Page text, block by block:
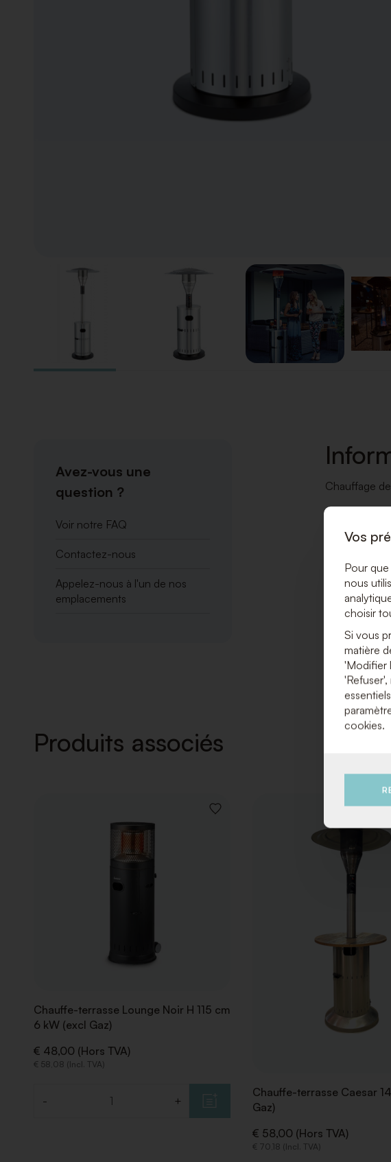
Chauffage
Avez-vous une
question ?
Voir notre FAQ
Contactez-nous
Appelez-nous à l'un de nos
emplacements
Produits associés
AJOUTER
Chauffe-terrasse Lounge Noir H 115 cm
6 kW (excl Gaz)
€ 48,00 (Hors TVA)
€ 58,08 (Incl. TVA)
- +
Chauffe-terrasse Caesar
Gaz)
€ 58,00 (Hors TVA)
€ 70,18 (Incl. TVA)
Vos
Pour
nous
choisir
Si vous
matière
'Modifier
cookies.